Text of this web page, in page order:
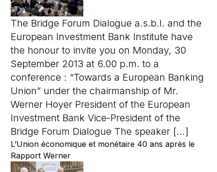
The Bridge Forum Dialogue a.s.b.l. and the
European Investment Bank Institute have
the honour to invite you on Monday, 30
September 2013 at 6.00 p.m. to a
conference : “Towards a European Banking
Union” under the chairmanship of Mr.
Werner Hoyer President of the European
Investment Bank Vice-President of the
Bridge Forum Dialogue The speaker […]
L’Union économique et monétaire 40 ans après le
Rapport Werner